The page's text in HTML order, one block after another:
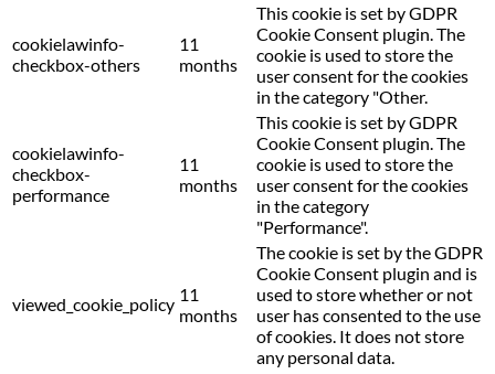
cookielawinfo-
checkbox-others
11
months
This cookie is set by GDPR
Cookie Consent plugin. The
cookie is used to store the
user consent for the cookies
in the category "Other.
cookielawinfo-
checkbox-
performance
11
months
This cookie is set by GDPR
Cookie Consent plugin. The
cookie is used to store the
user consent for the cookies
in the category
"Performance".
viewed_cookie_policy 11
months
The cookie is set by the GDPR
Cookie Consent plugin and is
used to store whether or not
user has consented to the use
of cookies. It does not store
any personal data.